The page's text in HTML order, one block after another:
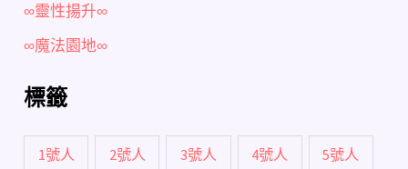
∞靈性揚升∞
∞魔法園地∞
標籤
1號人 2號人 3號人 4號人 5號人